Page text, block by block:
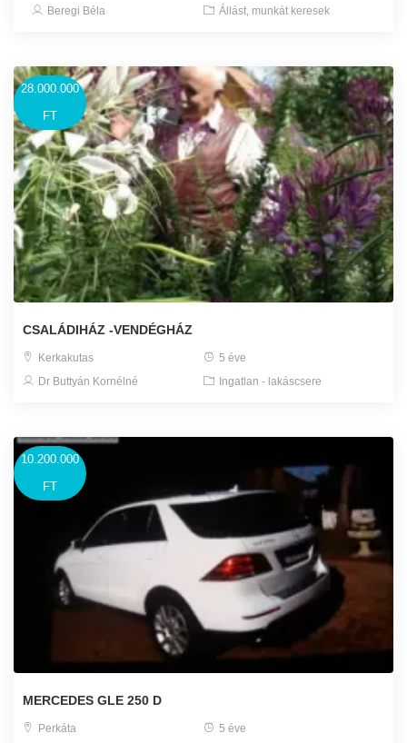
Beregi Béla
Állást, munkát keresek
28.000.000
FT
CSALÁDIHÁZ -VENDÉGHÁZ
Kerkakutas
5 éve
Dr Buttyán Kornélné
Ingatlan - lakáscsere
10.200.000
FT
MERCEDES GLE 250 D
Perkáta 5 éve